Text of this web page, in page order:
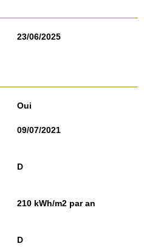
23/06/2025
Oui
09/07/2021
D
210 kWh/m2 par an
D